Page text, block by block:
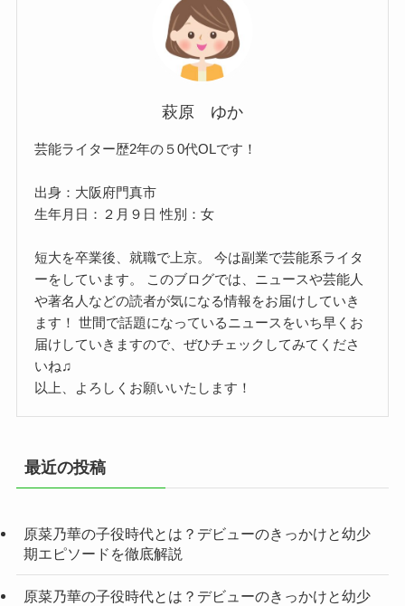
萩原 ゆか
芸能ライター歴2年の５0代OLです！
出身：大阪府門真市
生年月日：２月９日 性別：女
短大を卒業後、就職で上京。 今は副業で芸能系ライタ
ーをしています。 このブログでは、ニュースや芸能人
や著名人などの読者が気になる情報をお届けしていき
ます！ 世間で話題になっているニュースをいち早くお
届けしていきますので、ぜひチェックしてみてくださ
いね♫
以上、よろしくお願いいたします！
最近の投稿
原菜乃華の子役時代とは？デビューのきっかけと幼少
期エピソードを徹底解説
原菜乃華の子役時代とは？デビューのきっかけと幼少